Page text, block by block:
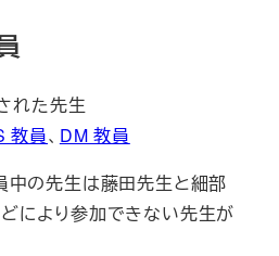
れた先生
教員、 DM 教員
の先生は藤田先生と細部
により参加できない先生が